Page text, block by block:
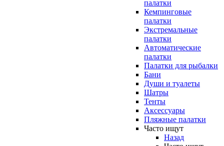
палатки
Кемпинговые
палатки
Экстремальные
палатки
Автоматические
палатки
Палатки для рыбалки
Бани
Души и туалеты
Шатры
Тенты
Аксессуары
Пляжные палатки
Часто ищут
Назад